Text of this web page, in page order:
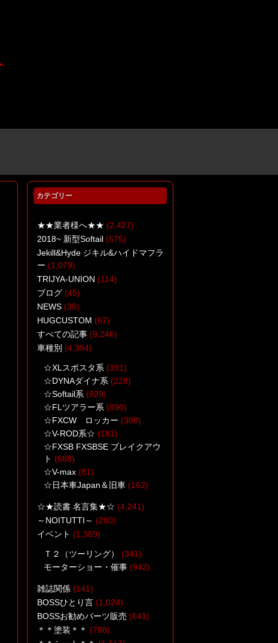
カテゴリー
★★業者様へ★★ (2,427)
2018~ 新型Softail (575)
Jekill&Hyde ジキル&ハイドマフラ
ー (1,079)
TRIJYA-UNION (114)
ブログ (45)
NEWS (39)
HUGCUSTOM (67)
すべての記事 (9,246)
車種別 (4,394)
☆XLスポスタ系 (391)
☆DYNAダイナ系 (228)
☆Softail系 (929)
☆FLツアラー系 (890)
☆FXCW ロッカー (308)
☆V-ROD系☆ (181)
☆FXSB FXSBSE ブレイクアウ
ト (688)
☆V-max (81)
☆日本車Japan＆旧車 (162)
☆★読書 名言集★☆ (4,241)
～NOITUTTI～ (280)
イベント (1,389)
Ｔ２（ツーリング）
(341)
モーターショー・催事 (942)
雑誌関係 (141)
BOSSひとり言 (1,024)
BOSSお勧めパーツ販売 (641)
＊＊塗装＊＊ (708)